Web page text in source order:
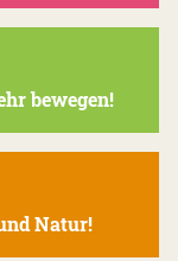
bewegen!
Natur!